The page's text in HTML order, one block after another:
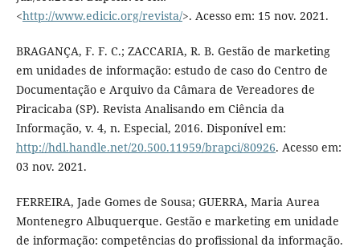
<http://www.edicic.org/revista/>. Acesso em: 15 nov. 2021.
BRAGANÇA, F. F. C.; ZACCARIA, R. B. Gestão de marketing
em unidades de informação: estudo de caso do Centro de
Documentação e Arquivo da Câmara de Vereadores de
Piracicaba (SP). Revista Analisando em Ciência da
Informação, v. 4, n. Especial, 2016. Disponível em:
http://hdl.handle.net/20.500.11959/brapci/80926. Acesso em:
03 nov. 2021.
FERREIRA, Jade Gomes de Sousa; GUERRA, Maria Aurea
Montenegro Albuquerque. Gestão e marketing em unidade
de informação: competências do profissional da informação.